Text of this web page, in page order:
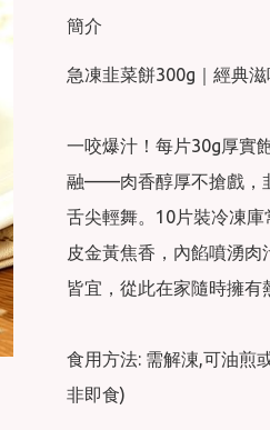
簡介
急凍韭菜餅300g｜經典
一咬爆汁！每片30g厚實
融——肉香醇厚不搶戲，
舌尖輕舞。10片裝冷凍
皮金黃焦香，內餡噴湧
皆宜，從此在家隨時擁有
食用方法: 需解涷,可油煎
非即食)